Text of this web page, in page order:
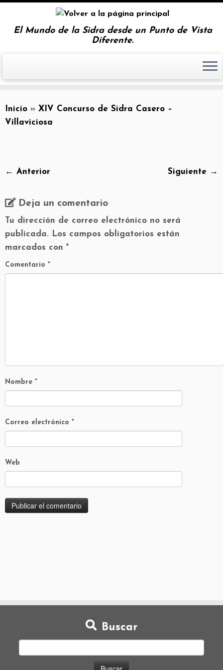
El Mundo de la Sidra desde un Punto de Vista
Diferente.
Inicio » XIV Concurso de Sidra Casero –
Villaviciosa
← Anterior Siguiente →
Deja un comentario
Tu dirección de correo electrónico no será
publicada. Los campos obligatorios están
marcados con *
Comentario *
Nombre *
Correo electrónico *
Web
Buscar